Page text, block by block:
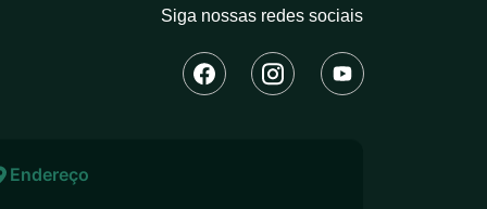
Siga nossas redes sociais
Endereço